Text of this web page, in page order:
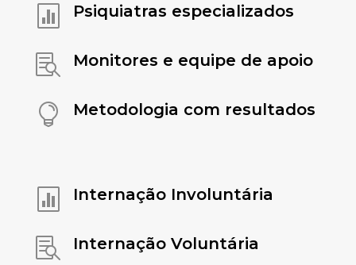
 Psiquiatras especializados
 Monitores e equipe de apoio
 Metodologia com resultados
 Internação Involuntária
 Internação Voluntária